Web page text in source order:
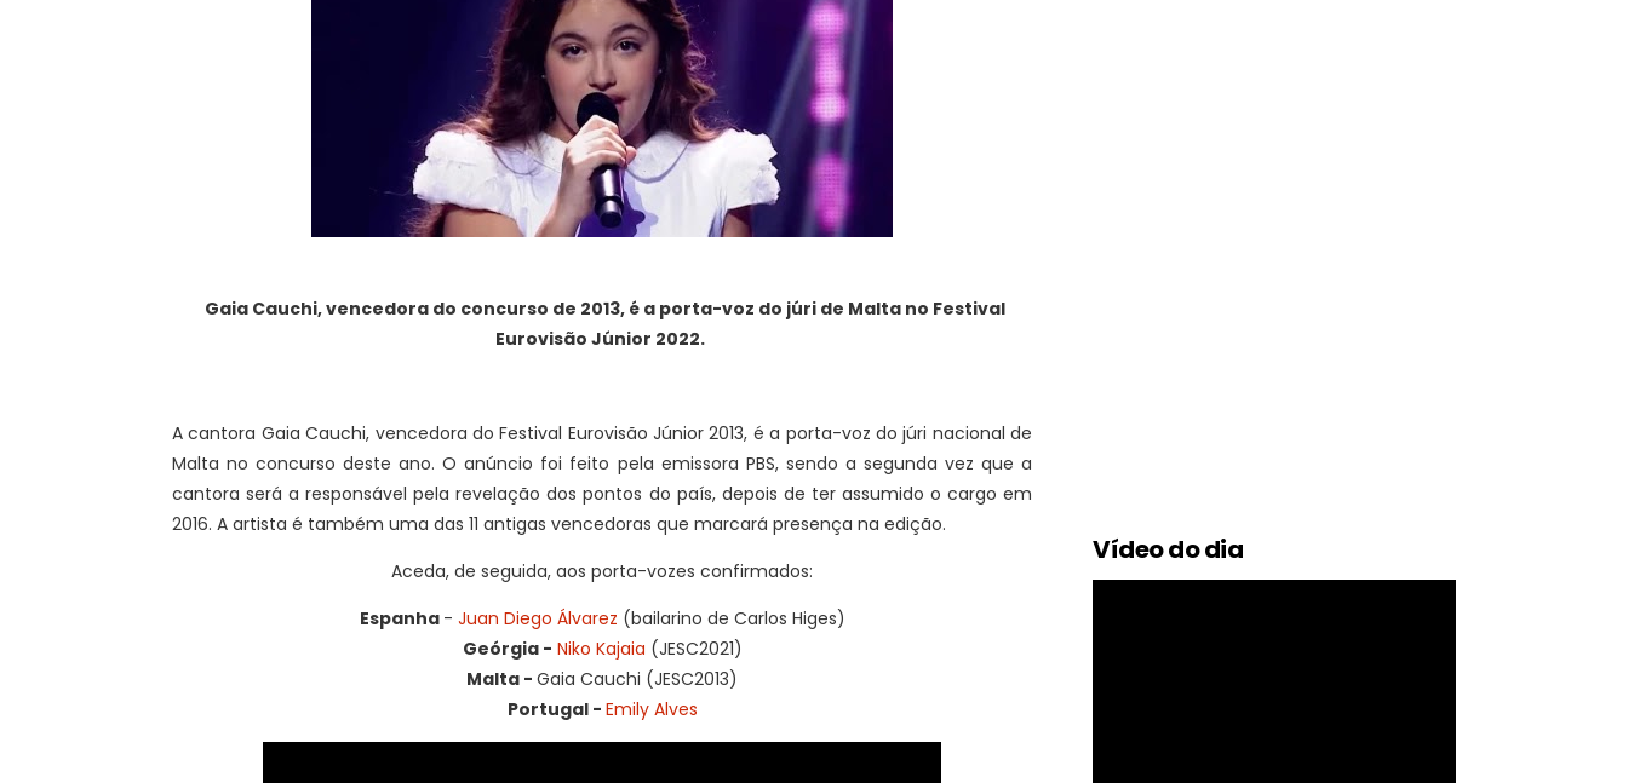
Gaia Cauchi, vencedora do concurso de 2013, é a porta-voz do júri de Malta no Festival
Eurovisão Júnior 2022.
A cantora Gaia Cauchi, vencedora do Festival Eurovisão Júnior 2013, é a porta-voz do júri nacional de
Malta no concurso deste ano. O anúncio foi feito pela emissora PBS, sendo a segunda vez que a
cantora será a responsável pela revelação dos pontos do país, depois de ter assumido o cargo em
2016. A artista é também uma das 11 antigas vencedoras que marcará presença na edição.
Aceda, de seguida, aos porta-vozes confirmados:
Espanha - Juan Diego Álvarez (bailarino de Carlos Higes)
Geórgia - Niko Kajaia (JESC2021)
Malta - Gaia Cauchi (JESC2013)
Portugal - Emily Alves
Vídeo do dia